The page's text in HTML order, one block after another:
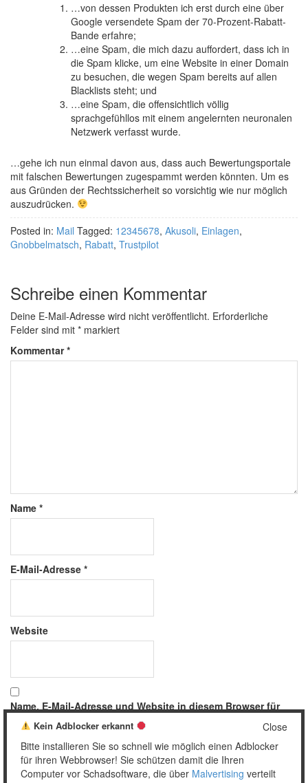
…von dessen Produkten ich erst durch eine über
Google versendete Spam der 70-Prozent-Rabatt-
Bande erfahre;
…eine Spam, die mich dazu auffordert, dass ich in
die Spam klicke, um eine Website in einer Domain
zu besuchen, die wegen Spam bereits auf allen
Blacklists steht; und
…eine Spam, die offensichtlich völlig
sprachgefühllos mit einem angelernten neuronalen
Netzwerk verfasst wurde.
…gehe ich nun einmal davon aus, dass auch Bewertungsportale
mit falschen Bewertungen zugespammt werden könnten. Um es
aus Gründen der Rechtssicherheit so vorsichtig wie nur möglich
auszudrücken.
Posted in: Mail Tagged: 12345678, Akusoli, Einlagen,
Gnobbelmatsch, Rabatt, Trustpilot
Schreibe einen Kommentar
Deine E-Mail-Adresse wird nicht veröffentlicht. Erforderliche
Felder sind mit * markiert
Kommentar*
Name *
E-Mail-Adresse *
Website
Name, E-Mail-Adresse und Website in diesem Browser für
meinen nächsten Kommentar speichern.
Close
Kein Adblocker erkannt
Bitte installieren Sie so schnell wie möglich einen Adblocker
für ihren Webbrowser! Sie schützen damit die Ihren
Computer vor Schadsoftware, die über Malvertising verteilt